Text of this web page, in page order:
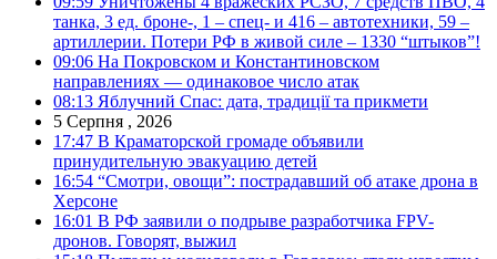
танка, 3 ед. броне-, 1 – спец- и 416 – автотехники, 59 –
артиллерии. Потери РФ в живой силе – 1330 “штыков”!
09:06 На Покровском и Константиновском
направлениях — одинаковое число атак
08:13 Яблучний Спас: дата, традиції та прикмети
5 Серпня , 2026
17:47 В Краматорской громаде объявили
принудительную эвакуацию детей
16:54 “Смотри, овощи”: пострадавший об атаке дрона в
Херсоне
16:01 В РФ заявили о подрыве разработчика FPV-
дронов. Говорят, выжил